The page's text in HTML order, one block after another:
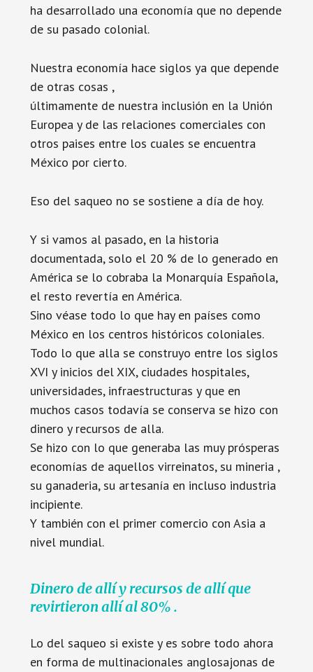
ha desarrollado una economía que no depende
de su pasado colonial.
Nuestra economía hace siglos ya que depende
de otras cosas ,
últimamente de nuestra inclusión en la Unión
Europea y de las relaciones comerciales con
otros paises entre los cuales se encuentra
México por cierto.
Eso del saqueo no se sostiene a día de hoy.
Y si vamos al pasado, en la historia
documentada, solo el 20 % de lo generado en
América se lo cobraba la Monarquía Española,
el resto revertía en América.
Sino véase todo lo que hay en países como
México en los centros históricos coloniales.
Todo lo que alla se construyo entre los siglos
XVI y inicios del XIX, ciudades hospitales,
universidades, infraestructuras y que en
muchos casos todavía se conserva se hizo con
dinero y recursos de alla.
Se hizo con lo que generaba las muy prósperas
economías de aquellos virreinatos, su mineria ,
su ganaderia, su artesanía en incluso industria
incipiente.
Y también con el primer comercio con Asia a
nivel mundial.
Dinero de allí y recursos de allí que
revirtieron allí al 80% .
Lo del saqueo si existe y es sobre todo ahora
en forma de multinacionales anglosajonas de